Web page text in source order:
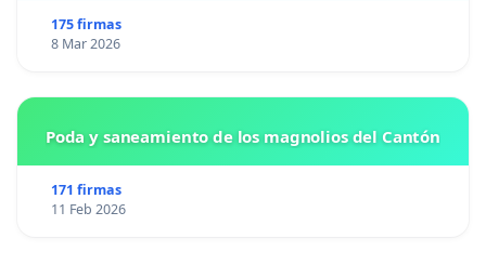
175 firmas
8 Mar 2026
Poda y saneamiento de los magnolios del Cantón
171 firmas
11 Feb 2026